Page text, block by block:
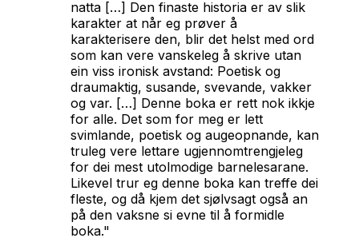
natta […] Den finaste historia er av slik
karakter at når eg prøver å
karakterisere den, blir det helst med ord
som kan vere vanskeleg å skrive utan
ein viss ironisk avstand: Poetisk og
draumaktig, susande, svevande, vakker
og var. […] Denne boka er rett nok ikkje
for alle. Det som for meg er lett
svimlande, poetisk og augeopnande, kan
truleg vere lettare ugjennomtrengjeleg
for dei mest utolmodige barnelesarane.
Likevel trur eg denne boka kan treffe dei
fleste, og då kjem det sjølvsagt også an
på den vaksne si evne til å formidle
boka."